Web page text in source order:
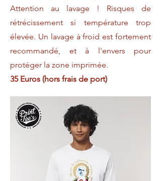
Attention au lavage ! Risques de
rétrécissement si température trop
élevée. Un lavage à froid est fortement
recommandé, et à l'envers pour
protéger la zone imprimée.
35 Euros (hors frais de port)